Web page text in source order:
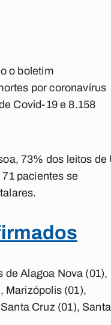
o boletim
por coronavírus
Covid-19 e 8.158
73% dos leitos de
pacientes se
de Alagoa Nova (01),
Marizópolis (01),
Cruz (01), Santa